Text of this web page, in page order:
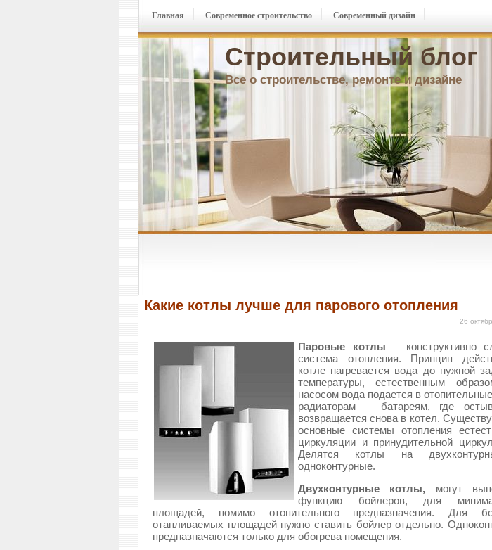
Строительный блог
Все о строительстве, ремонте и дизайне
Главная Современное строительство Современный дизайн
Какие котлы лучше для парового отопления
26
Паровые котлы – конструктивно
система отопления. Принцип
котле нагревается вода до нужной
температуры, естественным
насосом вода подается в
радиаторам – батареям, где
возвращается снова в котел.
основные системы отопления
циркуляции и принудительной
Делятся котлы на
одноконтурные.
Двухконтурные котлы, могут
функцию бойлеров, для
площадей, помимо отопительного предназначения. Для
отапливаемых площадей нужно ставить бойлер отдельно.
предназначаются только для обогрева помещения.